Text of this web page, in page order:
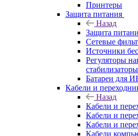
Принтеры
Защита питания
Назад
Защита
Сетевые
Источники
Регуляторы
стабилизаторы
Батареи для
Кабели и
Назад
Кабели и
Кабели и
Кабели и
Кабели